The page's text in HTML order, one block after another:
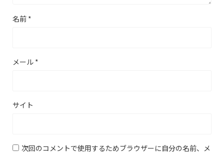
名前 *
メール *
サイト
次回のコメントで使用するためブラウザーに自分の名前、メ